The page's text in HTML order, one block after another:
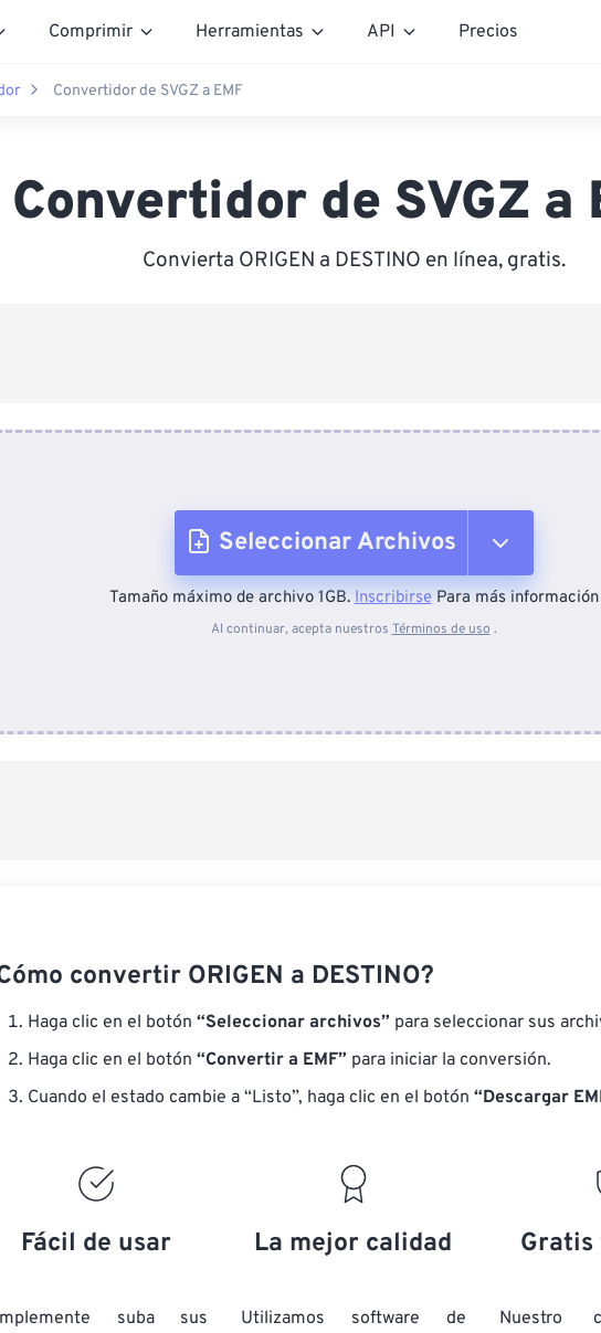
Comprimir Herramientas API Precios
Convertidor de SVGZ a EMF
Convertidor de SVGZ a
Convierta ORIGEN a DESTINO en línea, gratis.
Seleccionar Archivos
Desde el dispositivo
Tamaño máximo de archivo 1GB.InscribirsePara más información
Al continuar, acepta nuestros Términos de uso .
convertir ORIGEN a DESTINO?
Haga clic en el botón “Seleccionar archivos” para seleccionar sus
Haga clic en el botón “Convertir a EMF” para iniciar la conversión.
Cuando el estado cambie a “Listo”, haga clic en el botón “Descargar
Fácil de usar
suba sus
La mejor calidad
Utilizamos software de
Gratis
Nuestro